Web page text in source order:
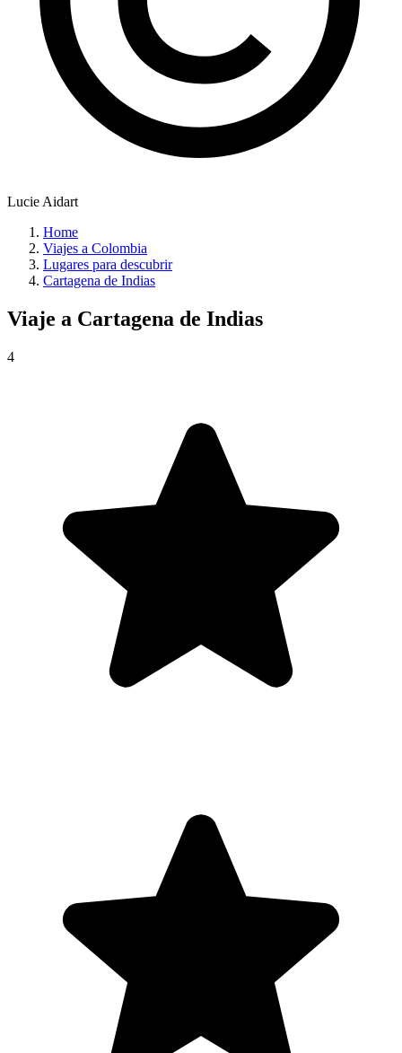
Lucie Aidart
Home
Viajes a Colombia
Lugares para descubrir
Cartagena de Indias
Viaje a Cartagena de Indias
4